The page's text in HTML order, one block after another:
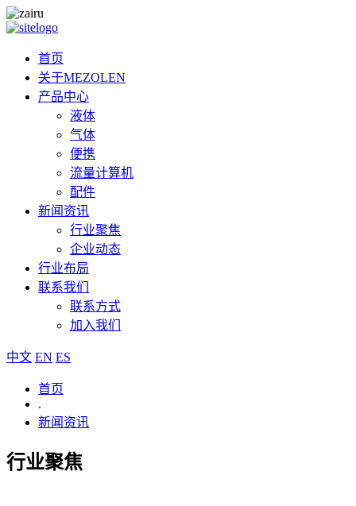
首页
关于MEZOLEN
产品中心
液体
气体
便携
流量计算机
配件
新闻资讯
行业聚焦
企业动态
行业布局
联系我们
联系方式
加入我们
中文 EN ES
首页
.
新闻资讯
行业聚焦